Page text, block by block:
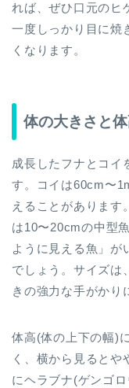
れば、ぜひ口元のヒ
一度しっかり目に焼
くなります。
体の大きさと
成長したフナとコイ
す。コイは60cm〜
えることがあります
は10〜20cmの中型
ように見える魚」が
でしょう。サイズは
きの強力な手がかり
体高(体の上下の幅)
く、横から見るとや
にヘラブナ(ゲンゴ